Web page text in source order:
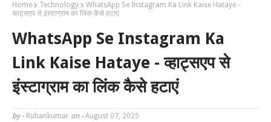
Home Technology
WhatsApp Se Instagram Ka Link Kaise Hataye -
व्हाट्सएप से इंस्टाग्राम का लिंक कैसे हटाएं
WhatsApp Se Instagram Ka
Link Kaise Hataye - व्हाट्सएप से
इंस्टाग्राम का लिंक कैसे हटाएं
by - Ruhankumar on - August 07, 2025